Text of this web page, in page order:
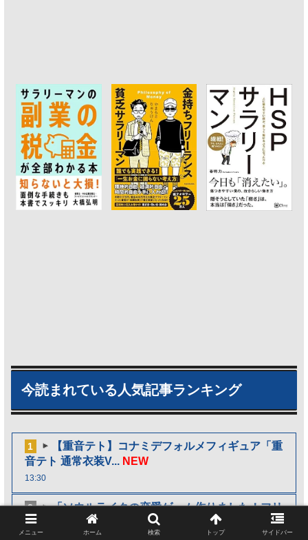
今読まれている人気記事ランキング
1
【重音テト】コナミデフォルメフィギュア「重
音テト 通常衣装V... NEW
13:30
2
「ソウルライクの恋愛ゲーム作りました！フリ
ーゲームです」→女...
NEW
メニュー ホーム 検索 トップ サイドバー